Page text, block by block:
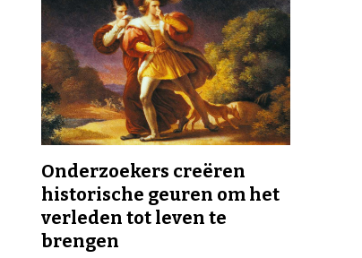
Onderzoekers creëren
historische geuren om het
verleden tot leven te
brengen